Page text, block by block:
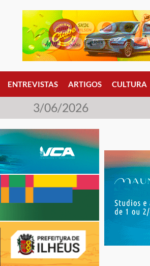
ENTREVISTAS ARTIGOS CULTURA
3/06/2026